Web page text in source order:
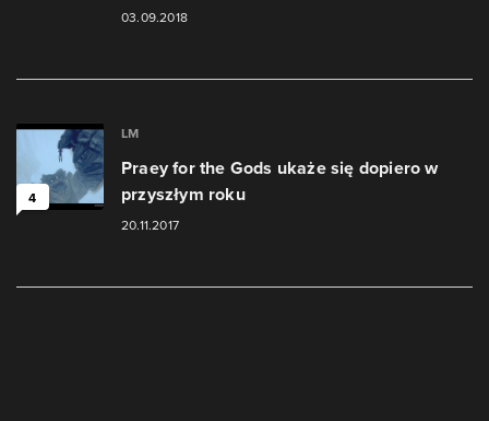
03.09.2018
4
LM
Praey for the Gods ukaże się dopiero w
przyszłym roku
20.11.2017